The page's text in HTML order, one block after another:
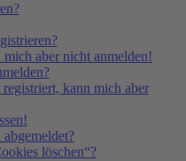
aber nicht anmelden!
kann mich aber
löschen“?